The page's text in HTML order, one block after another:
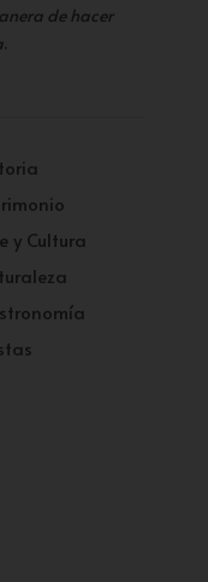
de hacer
.
y Cultura